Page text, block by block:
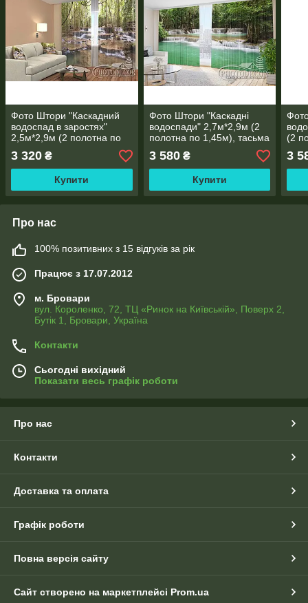
Фото Штори "Каскадний
водоспад в заростях"
2,5м*2,9м (2 полотна по
1,45м), тасьма
3 320 ₴
Купити
Фото Штори "Каскадні
водоспади" 2,7м*2,9м (2
полотна по 1,45м), тасьма
3 580₴
Купити
(2
3
Про нас
100% позитивних з 15 відгуків за рік
Працює з 17.07.2012
м. Бровари
вул. Короленко, 72, ТЦ «Ринок на Київській», Поверх 2,
Бутік 1, Бровари, Україна
Контакти
Сьогодні вихідний
Показати весь графік роботи
Про нас
Контакти
Доставка та оплата
Графік роботи
Повна версія сайту
Сайт створено на маркетплейсі Prom.ua